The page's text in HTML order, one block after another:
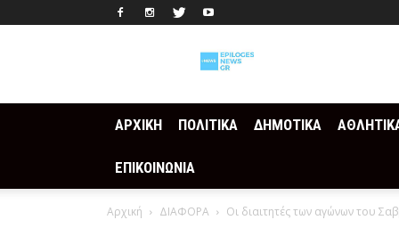
ΑΡΧΙΚΗ ΠΟΛΙΤΙΚΑ ΔΗΜΟΤΙΚΑ
ΕΠΙΚΟΙΝΩΝΙΑ
Αρχική ΔΙΑΦΟΡΑ Οι διαιτητές των αγώνων του